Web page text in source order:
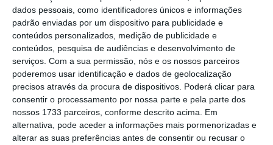
dados pessoais, como identificadores únicos e informações
padrão enviadas por um dispositivo para publicidade e
conteúdos personalizados, medição de publicidade e
conteúdos, pesquisa de audiências e desenvolvimento de
serviços. Com a sua permissão, nós e os nossos parceiros
poderemos usar identificação e dados de geolocalização
precisos através da procura de dispositivos. Poderá clicar para
consentir o processamento por nossa parte e pela parte dos
nossos 1733 parceiros, conforme descrito acima. Em
alternativa, pode aceder a informações mais pormenorizadas e
alterar as suas preferências antes de consentir ou recusar o
contribuintes podem testar as
várias possibilidades, mas
aposto que é sempre melhor em
conjunto.
Manuel Faustino
Antigo diretor do IRS